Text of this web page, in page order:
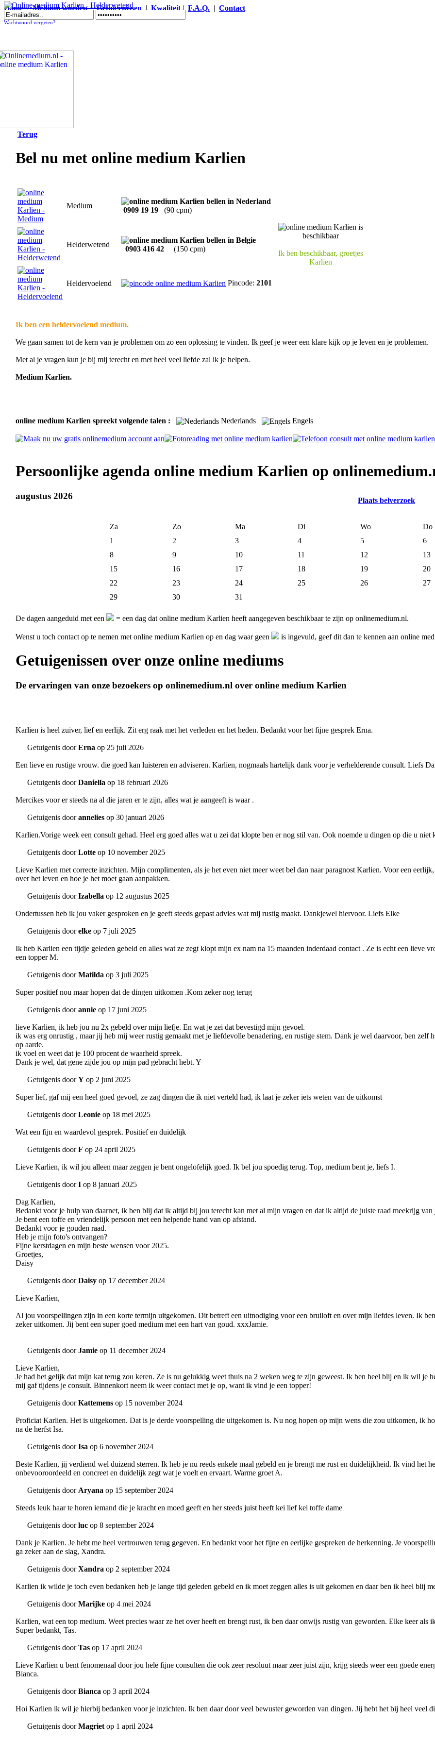
Home|Medium worden|Getuigenissen|Kwaliteit| F.A.Q. | Contact
Online medium Karlien - Helderwetend
Wachtwoord vergeten?
Terug
Bel nu met online medium Karlien
Medium
0909 19 19 (90 cpm)
Ik ben beschikbaar, groetjes
Karlien
Helderwetend
0903 416 42 (150 cpm)
Heldervoelend Pincode: 2101
Ik ben een heldervoelend medium.
We gaan samen tot de kern van je problemen om zo een oplossing te vinden. Ik geef je weer een klare kijk op je leven en je problemen.
Met al je vragen kun je bij mij terecht en met heel veel liefde zal ik je helpen.
Medium Karlien.
online medium Karlien spreekt volgende talen : Nederlands Engels
Persoonlijke agenda online medium Karlien op
augustus 2026 Plaats belverzoek
Za Zo Ma Di Wo
Do
1
2 3 4 5
6
8
9 10 11 12
13
15
16 17 18 19
20
22
23 24 25 26
27
29
30 31
De dagen aangeduid met een = een dag dat online medium Karlien heeft aangegeven beschikbaar te zijn op onlinemedium.nl.
Wenst u toch contact op te nemen met online medium Karlien op en dag waar geen is ingevuld, geef dit dan te kennen aan online
Getuigenissen over onze online mediums
De ervaringen van onze bezoekers op onlinemedium.nl over online medium Karlien
Karlien is heel zuiver, lief en eerlijk. Zit erg raak met het verleden en het heden. Bedankt voor het fijne gesprek Erna.
Getuigenis doorErna op 25 juli 2026
Een lieve en rustige vrouw. die goed kan luisteren en adviseren. Karlien, nogmaals hartelijk dank voor je verhelderende consult. Liefs
Getuigenis doorDaniella op 18 februari 2026
Mercikes voor er steeds na al die jaren er te zijn, alles wat je aangeeft is waar .
Getuigenis doorannelies op 30 januari 2026
Karlien.Vorige week een consult gehad. Heel erg goed alles wat u zei dat klopte ben er nog stil van. Ook noemde u dingen op die u
Getuigenis doorLotte op 10 november 2025
Lieve Karlien met correcte inzichten. Mijn complimenten, als je het even niet meer weet bel dan naar paragnost Karlien. Voor een
over het leven en hoe je het moet gaan aanpakken.
Getuigenis doorIzabella op 12 augustus 2025
Ondertussen heb ik jou vaker gesproken en je geeft steeds gepast advies wat mij rustig maakt. Dankjewel hiervoor. Liefs Elke
Getuigenis doorelke op 7 juli 2025
Ik heb Karlien een tijdje geleden gebeld en alles wat ze zegt klopt mijn ex nam na 15 maanden inderdaad contact . Ze is echt een lieve
een topper M.
Getuigenis doorMatilda op 3 juli 2025
Super positief nou maar hopen dat de dingen uitkomen .Kom zeker nog terug
Getuigenis doorannie op 17 juni 2025
lieve Karlien, ik heb jou nu 2x gebeld over mijn liefje. En wat je zei dat bevestigd mijn gevoel.
ik was erg onrustig , maar jij heb mij weer rustig gemaakt met je liefdevolle benadering, en rustige stem. Dank je wel daarvoor, ben zelf
op aarde.
ik voel en weet dat je 100 procent de waarheid spreek.
Dank je wel, dat gene zijde jou op mijn pad gebracht hebt. Y
Getuigenis doorY op 2 juni 2025
Super lief, gaf mij een heel goed gevoel, ze zag dingen die ik niet verteld had, ik laat je zeker iets weten van de uitkomst
Getuigenis doorLeonie op 18 mei 2025
Wat een fijn en waardevol gesprek. Positief en duidelijk
Getuigenis doorF op 24 april 2025
Lieve Karlien, ik wil jou alleen maar zeggen je bent ongelofelijk goed. Ik bel jou spoedig terug. Top, medium bent je, liefs I.
Getuigenis doorI op 8 januari 2025
Dag Karlien,
Bedankt voor je hulp van daarnet, ik ben blij dat ik altijd bij jou terecht kan met al mijn vragen en dat ik altijd de juiste raad meekrijg van
Je bent een toffe en vriendelijk persoon met een helpende hand van op afstand.
Bedankt voor je gouden raad.
Heb je mijn foto's ontvangen?
Fijne kerstdagen en mijn beste wensen voor 2025.
Groetjes,
Daisy
Getuigenis doorDaisy op 17 december 2024
Lieve Karlien,
Al jou voorspellingen zijn in een korte termijn uitgekomen. Dit betreft een uitnodiging voor een bruiloft en over mijn liefdes leven. Ik
zeker uitkomen. Jij bent een super goed medium met een hart van goud. xxxJamie.
Getuigenis doorJamie op 11 december 2024
Lieve Karlien,
Je had het gelijk dat mijn kat terug zou keren. Ze is nu gelukkig weet thuis na 2 weken weg te zijn geweest. Ik ben heel blij en ik wil je
mij gaf tijdens je consult. Binnenkort neem ik weer contact met je op, want ik vind je een topper!
Getuigenis doorKattemens op 15 november 2024
Proficiat Karlien. Het is uitgekomen. Dat is je derde voorspelling die uitgekomen is. Nu nog hopen op mijn wens die zou uitkomen, ik
na de herfst Isa.
Getuigenis doorIsa op 6 november 2024
Beste Karlien, jij verdiend wel duizend sterren. Ik heb je nu reeds enkele maal gebeld en je brengt me rust en duidelijkheid. Ik vind het
onbevooroordeeld en concreet en duidelijk zegt wat je voelt en ervaart. Warme groet A.
Getuigenis door Aryana op 15 september 2024
Steeds leuk haar te horen iemand die je kracht en moed geeft en her steeds juist heeft kei lief kei toffe dame
Getuigenis doorluc op 8 september 2024
Dank je Karlien. Je hebt me heel vertrouwen terug gegeven. En bedankt voor het fijne en eerlijke gespreken de herkenning. Je
ga zeker aan de slag, Xandra.
Getuigenis doorXandra op 2 september 2024
Karlien ik wilde je toch even bedanken heb je lange tijd geleden gebeld en ik moet zeggen alles is uit gekomen en daar ben ik heel blij
Getuigenis doorMarijke op 4 mei 2024
Karlien, wat een top medium. Weet precies waar ze het over heeft en brengt rust, ik ben daar onwijs rustig van geworden. Elke keer als
Super bedankt, Tas.
Getuigenis doorTas op 17 april 2024
Lieve Karlien u bent fenomenaal door jou hele fijne consulten die ook zeer resoluut maar zeer juist zijn, krijg steeds weer een goede
Bianca.
Getuigenis doorBianca op 3 april 2024
Hoi Karlien ik wil je hierbij bedanken voor je inzichten. Ik ben daar door veel bewuster geworden van dingen. Jij hebt het bij heel veel
Getuigenis doorMagriet op 1 april 2024